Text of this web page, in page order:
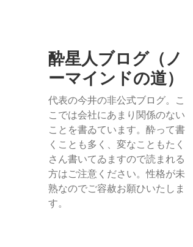
酔星人ブログ（ノ
ーマインドの道）
代表の今井の非公式ブログ。こ
こでは会社にあまり関係のない
ことを書ゐています。酔って書
くことも多く、変なこともたく
さん書いてゐますので読まれる
方はご注意ください。性格が未
熟なのでご容赦お願ひいたしま
す。